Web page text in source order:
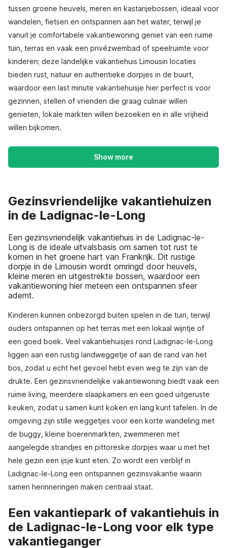
tussen groene heuvels, meren en kastanje­bossen, ideaal voor
wandelen, fietsen en ontspannen aan het water, terwijl je
vanuit je comfortabele vakantiewoning geniet van een ruime
tuin, terras en vaak een privézwembad of speelruimte voor
kinderen; deze landelijke vakantiehuis Limousin locaties
bieden rust, natuur en authentieke dorpjes in de buurt,
waardoor een last minute vakantiehuisje hier perfect is voor
gezinnen, stellen of vrienden die graag culinair willen
genieten, lokale markten willen bezoeken en in alle vrijheid
willen bijkomen.
Show more
Gezinsvriendelijke vakantiehuizen
in de Ladignac-le-Long
Een gezinsvriendelijk vakantiehuis in de Ladignac-le-
Long is de ideale uitvalsbasis om samen tot rust te
komen in het groene hart van Frankrijk. Dit rustige
dorpje in de Limousin wordt omringd door heuvels,
kleine meren en uitgestrekte bossen, waardoor een
vakantiewoning hier meteen een ontspannen sfeer
ademt.
Kinderen kunnen onbezorgd buiten spelen in de tuin, terwijl
ouders ontspannen op het terras met een lokaal wijntje of
een goed boek. Veel vakantiehuisjes rond Ladignac-le-Long
liggen aan een rustig landweggetje of aan de rand van het
bos, zodat u echt het gevoel hebt even weg te zijn van de
drukte. Een gezinsvriendelijke vakantiewoning biedt vaak een
ruime living, meerdere slaapkamers en een goed uitgeruste
keuken, zodat u samen kunt koken en lang kunt tafelen. In de
omgeving zijn stille weggetjes voor een korte wandeling met
de buggy, kleine boerenmarkten, zwemmeren met
aangelegde strandjes en pittoreske dorpjes waar u met het
hele gezin een ijsje kunt eten. Zo wordt een verblijf in
Ladignac-le-Long een ontspannen gezinsvakantie waarin
samen herinneringen maken centraal staat.
Een vakantiepark of vakantiehuis in
de Ladignac-le-Long voor elk type
vakantieganger